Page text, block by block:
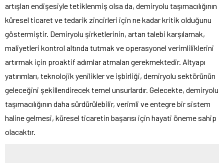
artışları endişesiyle tetiklenmiş olsa da, demiryolu taşımacılığının
küresel ticaret ve tedarik zincirleri için ne kadar kritik olduğunu
göstermiştir. Demiryolu şirketlerinin, artan talebi karşılamak,
maliyetleri kontrol altında tutmak ve operasyonel verimliliklerini
artırmak için proaktif adımlar atmaları gerekmektedir. Altyapı
yatırımları, teknolojik yenilikler ve işbirliği, demiryolu sektörünün
geleceğini şekillendirecek temel unsurlardır. Gelecekte, demiryolu
taşımacılığının daha sürdürülebilir, verimli ve entegre bir sistem
haline gelmesi, küresel ticaretin başarısı için hayati öneme sahip
olacaktır.